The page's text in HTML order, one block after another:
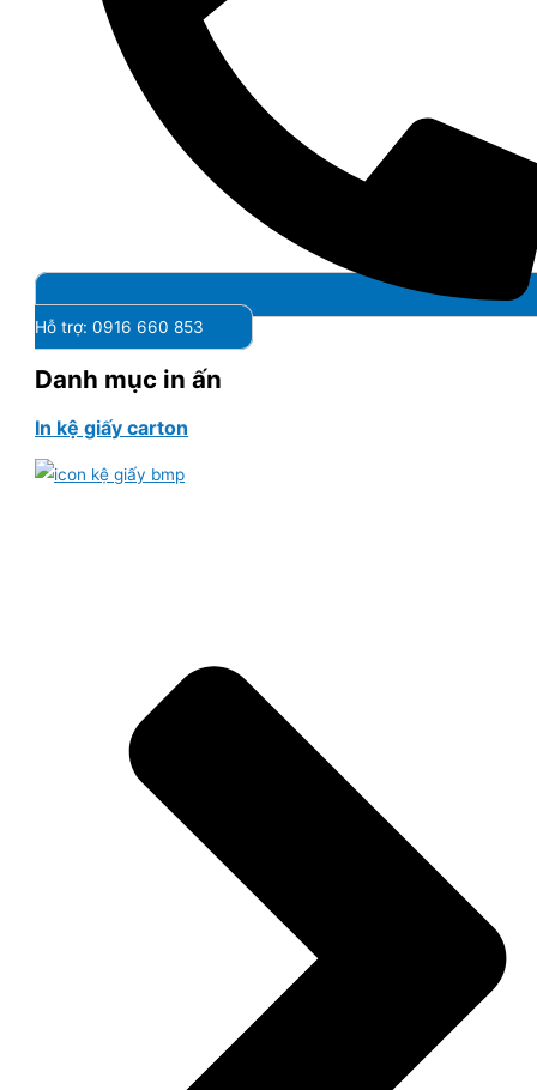
Hỗ trợ: 0916 660 853
Danh mục in ấn
In kệ giấy carton